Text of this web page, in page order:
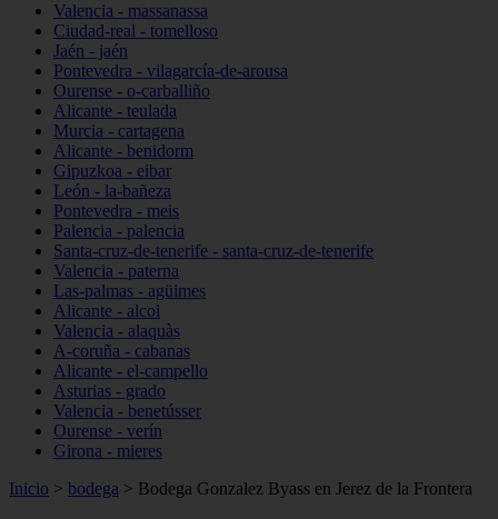
Valencia - massanassa
Ciudad-real - tomelloso
Jaén - jaén
Pontevedra - vilagarcía-de-arousa
Ourense - o-carballiño
Alicante - teulada
Murcia - cartagena
Alicante - benidorm
Gipuzkoa - eibar
León - la-bañeza
Pontevedra - meis
Palencia - palencia
Santa-cruz-de-tenerife - santa-cruz-de-tenerife
Valencia - paterna
Las-palmas - agüimes
Alicante - alcoi
Valencia - alaquàs
A-coruña - cabanas
Alicante - el-campello
Asturias - grado
Valencia - benetússer
Ourense - verín
Girona - mieres
Inicio > bodega > Bodega Gonzalez Byass en Jerez de la Frontera